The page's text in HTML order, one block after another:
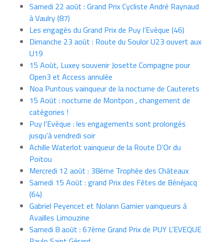
Samedi 22 août : Grand Prix Cycliste André Raynaud
à Vaulry (87)
Les engagés du Grand Prix de Puy l’Evèque (46)
Dimanche 23 août : Route du Soulor U23 ouvert aux
U19
15 Août, Luxey souvenir Josette Compagne pour
Open3 et Access annulée
Noa Puntous vainqueur de la nocturne de Cauterets
15 Août : nocturne de Montpon , changement de
catégories !
Puy l’Evèque : les engagements sont prolongés
jusqu’à vendredi soir
Achille Waterlot vainqueur de la Route D’Or du
Poitou
Mercredi 12 août : 38ème Trophée des Châteaux
Samedi 15 Août : grand Prix des Fêtes de Bénéjacq
(64)
Gabriel Peyencet et Nolann Garnier vainqueurs à
Availles Limouzine
Samedi 8 août : 67ème Grand Prix de PUY L’EVEQUE